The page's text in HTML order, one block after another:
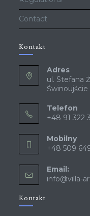
Contact
Kontakt
Adres
ul. Stefana
Świnoujście
Telefon
+48 91 322
Mobilny
+48 509
Email:
info@villa-
Kontakt